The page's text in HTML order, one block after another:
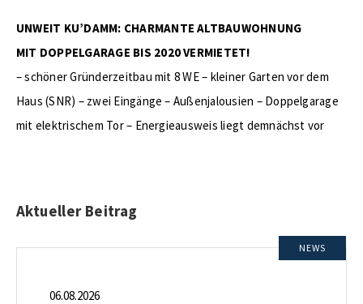
UNWEIT KU’DAMM: CHARMANTE ALTBAUWOHNUNG
MIT DOPPELGARAGE BIS 2020 VERMIETET!
– schöner Gründerzeitbau mit 8 WE – kleiner Garten vor dem
Haus (SNR) – zwei Eingänge – Außenjalousien – Doppelgarage
mit elektrischem Tor – Energieausweis liegt demnächst vor
Aktueller Beitrag
NEWS
06.08.2026